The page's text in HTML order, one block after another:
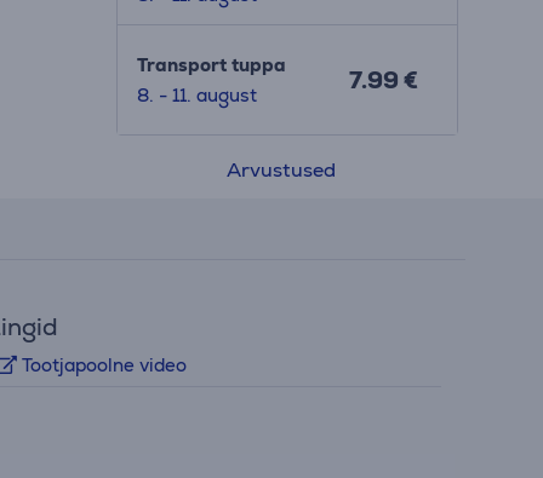
Transport tuppa
8. - 11. august
7.99 €
Arvustused
Tootjapoolne video